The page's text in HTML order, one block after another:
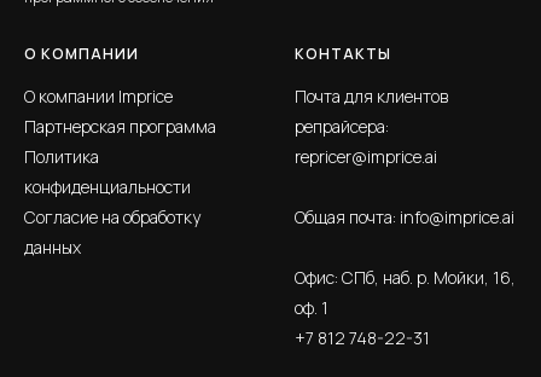
О КОМПАНИИ
О компании Imprice
Партнерская программа
Политика
конфиденциальности
Согласие на обработку
данных
КОНТАКТЫ
Почта для клиентов
репрайсера:
repricer@imprice.ai
Общая почта: info@imprice.ai
Офис: СПб, наб. р. Мойки, 16,
оф. 1
+7 812 748-22-31